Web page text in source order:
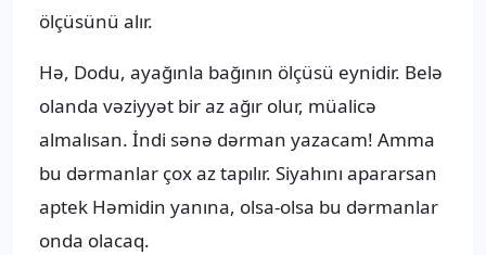
ölçüsünü alır.
Hə, Dodu, ayağınla bağının ölçüsü eynidir. Belə
olanda vəziyyət bir az ağır olur, müalicə
almalısan. İndi sənə dərman yazacam! Amma
bu dərmanlar çox az tapılır. Siyahını apararsan
aptek Həmidin yanına, olsa-olsa bu dərmanlar
onda olacaq.